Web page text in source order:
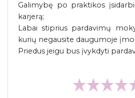
Galimybę po praktikos
karjerą;
Labai stiprius pardavimų
kurių negausite daugumoje
Priedus jeigu bus įvykdyti